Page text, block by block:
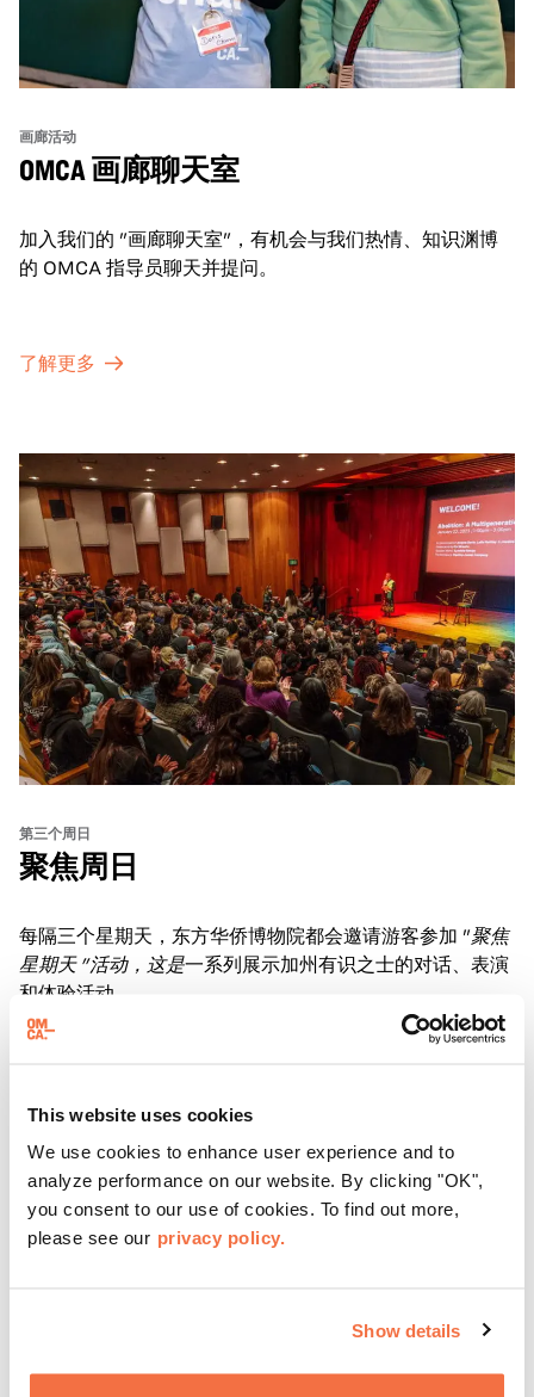
This website uses cookies
We use cookies to enhance user experience and to
analyze performance on our website. By clicking "OK",
you consent to our use of cookies. To find out more,
please see our privacy policy.
Show details
画廊活动
OMCA 画廊聊天室
加入我们的 "画廊聊天室"，有机会与我们热情、知识渊博
的 OMCA 指导员聊天并提问。
了解更多
第三个周日
聚焦周日
每隔三个星期天，东方华侨博物院都会邀请游客参加 "聚焦
星期天 "活动，这是一系列展示加州有识之士的对话、表演
和体验活动。
了解更多